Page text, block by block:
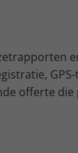
offerte